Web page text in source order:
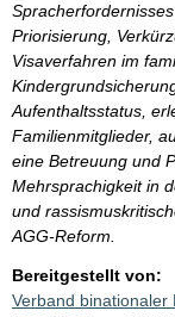
Priorisierung,
Visaverfahren im
Aufenthaltsstatus,
Familienmitglieder,
eine Betreuung und
Mehrsprachigkeit in
und
AGG-Reform.
Bereitgestellt von:
Verband binationaler